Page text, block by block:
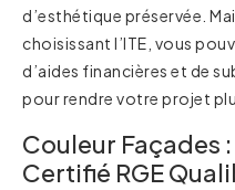
d’esthétique préservée.
choisissant l’ITE, vous
d’aides financières et de
pour rendre votre projet
Couleur Façades
Certifié RGE